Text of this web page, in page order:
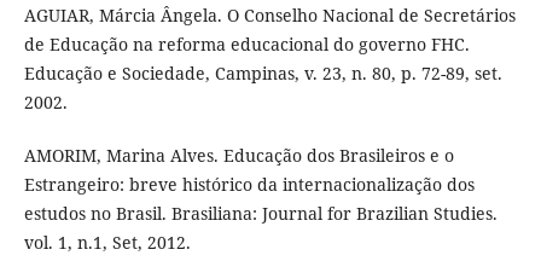
AGUIAR, Márcia Ângela. O Conselho Nacional de Secretários
de Educação na reforma educacional do governo FHC.
Educação e Sociedade, Campinas, v. 23, n. 80, p. 72-89, set.
2002.
AMORIM, Marina Alves. Educação dos Brasileiros e o
Estrangeiro: breve histórico da internacionalização dos
estudos no Brasil. Brasiliana: Journal for Brazilian Studies.
vol. 1, n.1, Set, 2012.